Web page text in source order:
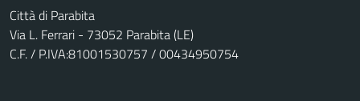
Città di Parabita
Via L. Ferrari - 73052 Parabita (LE)
C.F. / P.IVA:81001530757 / 00434950754